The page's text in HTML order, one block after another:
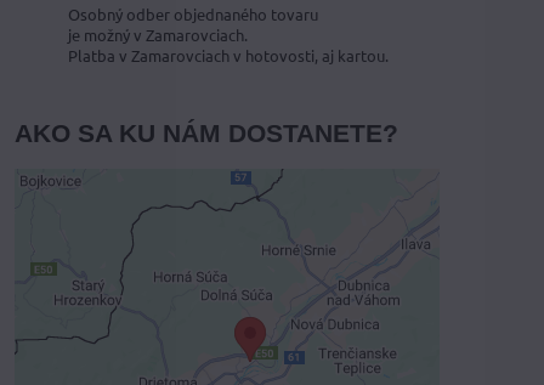
Osobný odber objednaného tovaru
je možný v Zamarovciach.
Platba v Zamarovciach v hotovosti, aj kartou.
AKO SA KU NÁM DOSTANETE?
Externý obsah je blokovaný
Voľbami súkromia
Prajete si načítať externý obsah?